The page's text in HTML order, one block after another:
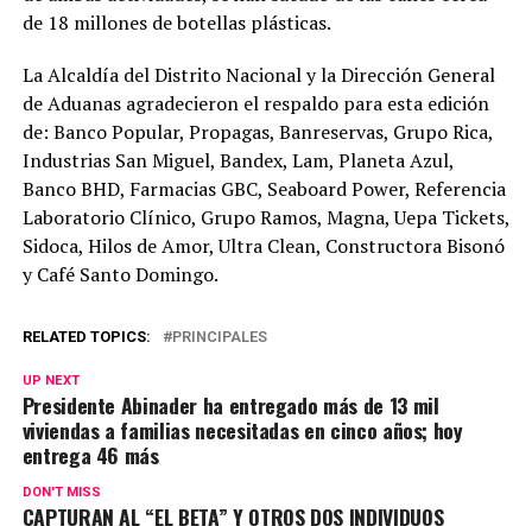
de 18 millones de botellas plásticas.
La Alcaldía del Distrito Nacional y la Dirección General
de Aduanas agradecieron el respaldo para esta edición
de: Banco Popular, Propagas, Banreservas, Grupo Rica,
Industrias San Miguel, Bandex, Lam, Planeta Azul,
Banco BHD, Farmacias GBC, Seaboard Power, Referencia
Laboratorio Clínico, Grupo Ramos, Magna, Uepa Tickets,
Sidoca, Hilos de Amor, Ultra Clean, Constructora Bisonó
y Café Santo Domingo.
RELATED TOPICS: PRINCIPALES
UP NEXT
Presidente Abinader ha entregado más de 13 mil
viviendas a familias necesitadas en cinco años; hoy
entrega 46 más
DON'T MISS
CAPTURAN AL “EL BETA” Y OTROS DOS INDIVIDUOS